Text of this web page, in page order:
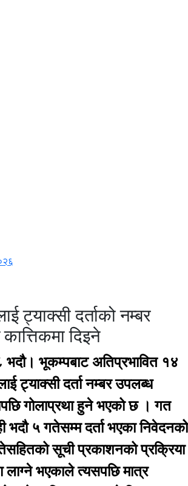
ट्याक्सी दर्ताको नम्बर
दिइने
भदौ। भूकम्पबाट अतिप्रभावित १४
ट्याक्सी दर्ता नम्बर उपलब्ध
गोलाप्रथा हुने भएको छ । गत
भदौ ५ गतेसम्म दर्ता भएका निवेदनको
सूची प्रकाशनको प्रक्रिया
लाग्ने भएकाले त्यसपछि मात्र